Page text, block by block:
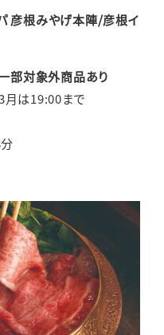
彦根みやげ本陣/彦根イ
部対象外商品あり
は19:00まで